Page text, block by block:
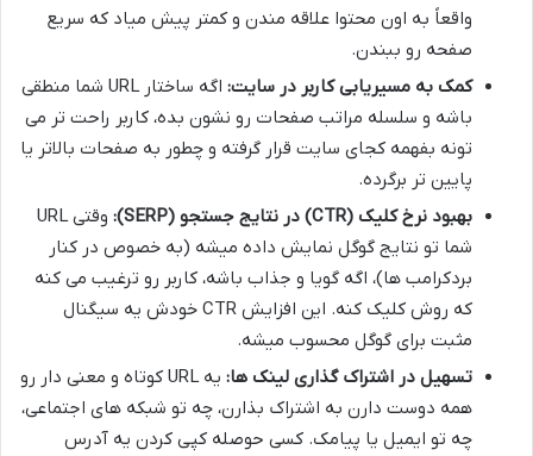
واقعاً به اون محتوا علاقه مندن و کمتر پیش میاد که سریع
صفحه رو ببندن.
کمک به مسیریابی کاربر در سایت:
اگه ساختار URL شما منطقی
باشه و سلسله مراتب صفحات رو نشون بده، کاربر راحت تر می
تونه بفهمه کجای سایت قرار گرفته و چطور به صفحات بالاتر یا
پایین تر برگرده.
بهبود نرخ کلیک (CTR) در نتایج جستجو (SERP):
وقتی URL
شما تو نتایج گوگل نمایش داده میشه (به خصوص در کنار
بردکرامب ها)، اگه گویا و جذاب باشه، کاربر رو ترغیب می کنه
که روش کلیک کنه. این افزایش CTR خودش یه سیگنال
مثبت برای گوگل محسوب میشه.
تسهیل در اشتراک گذاری لینک ها:
یه URL کوتاه و معنی دار رو
همه دوست دارن به اشتراک بذارن، چه تو شبکه های اجتماعی،
چه تو ایمیل یا پیامک. کسی حوصله کپی کردن یه آدرس